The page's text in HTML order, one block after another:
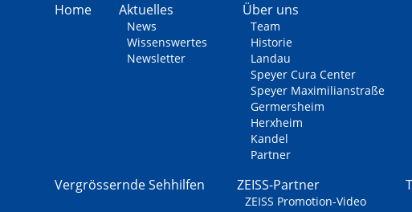
Home Aktuelles
News
Wissens­wertes
Newsletter
Über uns
Team
Historie
Landau
Speyer Cura Center
Speyer Maximilianstraße
Germersheim
Herxheim
Kandel
Partner
Vergrössernde Sehhilfen ZEISS-Partner
ZEISS Promotion-Video